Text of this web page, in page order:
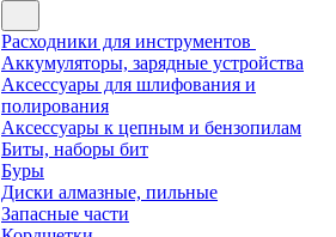
Расходники для инструментов
Аккумуляторы, зарядные устройства
Аксессуары для шлифования и
полирования
Аксессуары к цепным и бензопилам
Биты, наборы бит
Буры
Диски алмазные, пильные
Запасные части